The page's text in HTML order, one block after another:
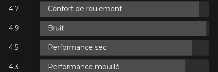
Confort de roulement
Bruit
Performance sec
Performance mouillé